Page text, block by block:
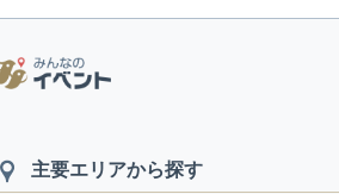
主要エリアから探す